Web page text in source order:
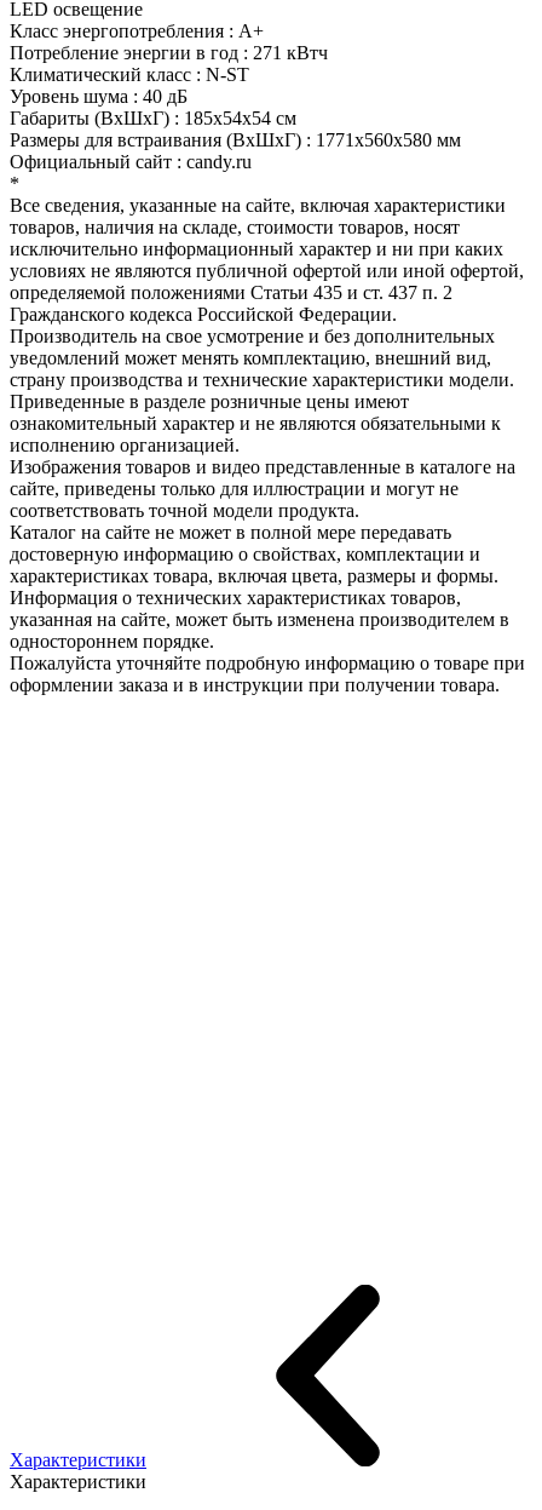
LED освещение
Класс энергопотребления : A+
Потребление энергии в год : 271 кВтч
Климатический класс : N-ST
Уровень шума : 40 дБ
Габариты (ВхШхГ) : 185x54x54 см
Размеры для встраивания (ВхШхГ) : 1771x560x580 мм
Официальный сайт : candy.ru
*
Все сведения, указанные на сайте, включая характеристики
товаров, наличия на складе, стоимости товаров, носят
исключительно информационный характер и ни при каких
условиях не являются публичной офертой или иной офертой,
определяемой положениями Статьи 435 и ст. 437 п. 2
Гражданского кодекса Российской Федерации.
Производитель на свое усмотрение и без дополнительных
уведомлений может менять комплектацию, внешний вид,
страну производства и технические характеристики модели.
Приведенные в разделе розничные цены имеют
ознакомительный характер и не являются обязательными к
исполнению организацией.
Изображения товаров и видео представленные в каталоге на
сайте, приведены только для иллюстрации и могут не
соответствовать точной модели продукта.
Каталог на сайте не может в полной мере передавать
достоверную информацию о свойствах, комплектации и
характеристиках товара, включая цвета, размеры и формы.
Информация о технических характеристиках товаров,
указанная на сайте, может быть изменена производителем в
одностороннем порядке.
Пожалуйста уточняйте подробную информацию о товаре при
оформлении заказа и в инструкции при получении товара.
Характеристики
Характеристики